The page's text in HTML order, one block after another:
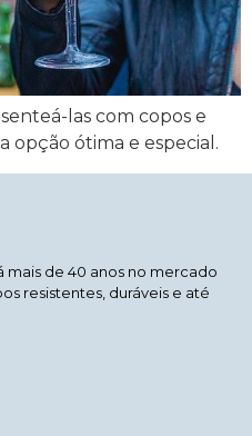
las com copos e
opção ótima e especial.
mais de 40 anos no mercado
resistentes, duráveis e até